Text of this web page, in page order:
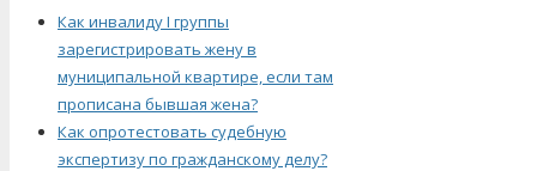
Как инвалиду I группы
зарегистрировать жену в
муниципальной квартире, если там
прописана бывшая жена?
Как опротестовать судебную
экспертизу по гражданскому делу?